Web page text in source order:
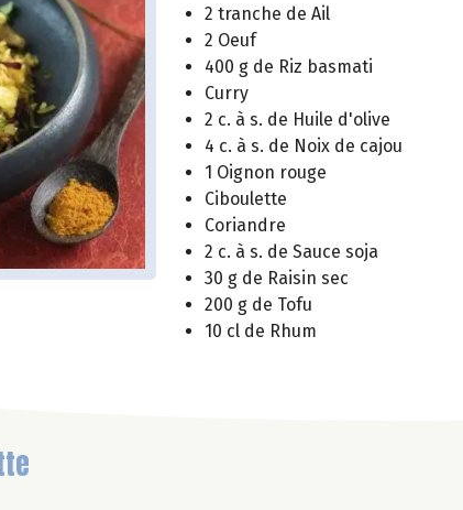
2 tranche de Ail
2 Oeuf
400 g de Riz basmati
Curry
2 c. à s. de Huile d'olive
4 c. à s. de Noix de cajou
1 Oignon rouge
Ciboulette
Coriandre
2 c. à s. de Sauce soja
30 g de Raisin sec
200 g de Tofu
10 cl de Rhum